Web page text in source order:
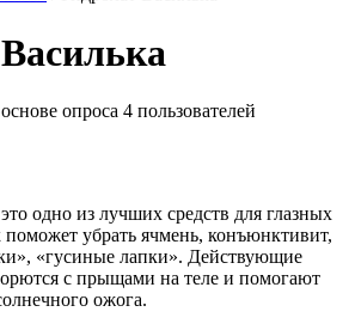
опроса 4 пользователей
одно из лучших средств для глазных
поможет убрать ячмень, конъюнктивит,
«гусиные лапки». Действующие
с прыщами на теле и помогают
ожога.